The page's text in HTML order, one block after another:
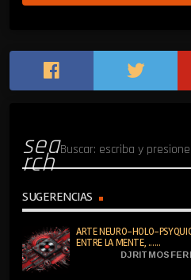
sea
rch
SUGERENCIAS
ARTE NEURO-HOLO-
ENTRE LA MENTE, ......